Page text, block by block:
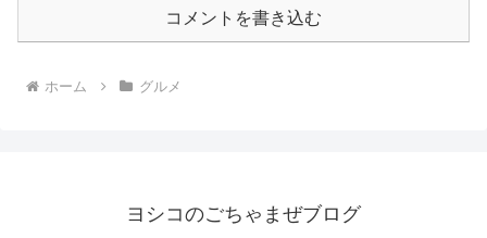
コメントを書き込む
ホーム グルメ
ヨシコのごちゃまぜブログ